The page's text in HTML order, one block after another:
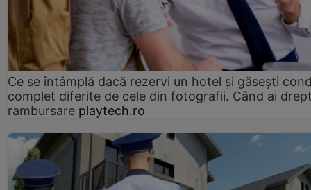
Ce se întâmplă dacă rezervi un hotel și găsești
complet diferite de cele din fotografii. Când ai
rambursare playtech.ro